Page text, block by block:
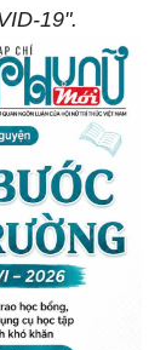
19".